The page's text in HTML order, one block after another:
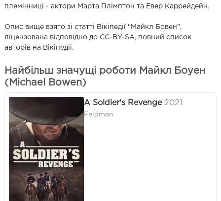
племінниці - актори Марта Плімптон та Евер Каррейдейн.
Опис вище взято зі статті Вікіпедії "Майкл Бовен",
ліцензована відповідно до CC-BY-SA, повний список
авторів на Вікіпедії.
Найбільш значущі роботи Майкл Боуен
(Michael Bowen)
A Soldier's Revenge 2021
Feldman